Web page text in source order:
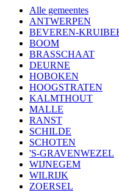
Alle gemeentes
ANTWERPEN
BEVEREN-
BOOM
BRASSCHAAT
DEURNE
HOBOKEN
HOOGSTRATEN
KALMTHOUT
MALLE
RANST
SCHILDE
SCHOTEN
'S-GRAVENWEZEL
WIJNEGEM
WILRIJK
ZOERSEL